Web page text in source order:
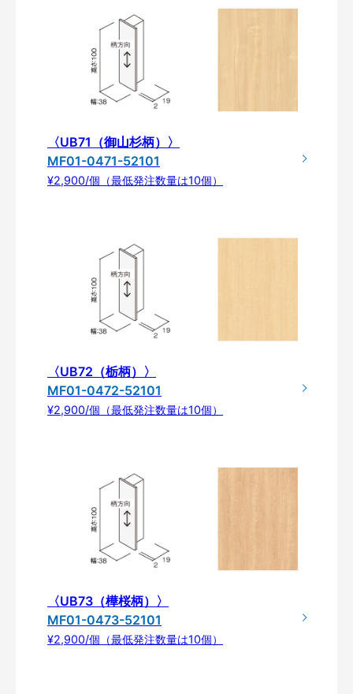
〈UB71（御山杉柄）〉
MF01-0471-52101
¥2,900/個（最低発注数量は10個）
〈UB72（栃柄）〉
MF01-0472-52101
¥2,900/個（最低発注数量は10個）
〈UB73（樺桜柄）〉
MF01-0473-52101
¥2,900/個（最低発注数量は10個）